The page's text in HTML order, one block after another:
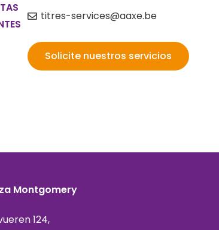
titres-services@aaxe.be
Solicite nuestros servicios
Montgomery
124,